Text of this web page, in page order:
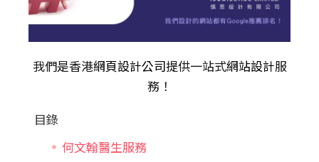
我們是香港網頁設計公司提供一站式網站設計服
務！
目錄
何文翰醫生服務